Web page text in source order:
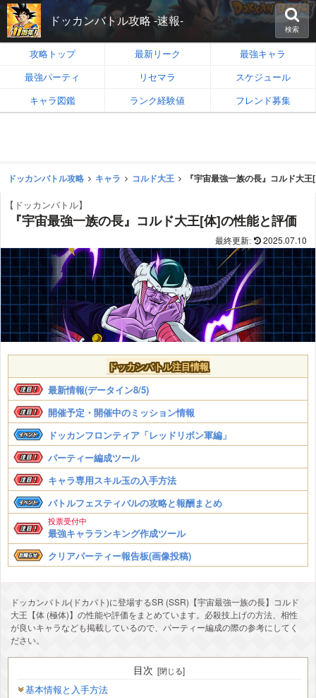
ドッカンバトル攻略 -速報-
検索
攻略トップ 最新リーク
最強キャラ
最強パーティ
リセマラ
スケジュール
キャラ図鑑
ランク経験値 フレンド募集
ドッカンバトル攻略 キャラ コルド大王 『宇宙最強一族の長』コルド大
【ドッカンバトル】
『宇宙最強一族の長』コルド大王[体]の性能と評価
2025.07.10
ドッカンバトル注目情報
最新情報(データイン8/5)
開催予定・開催中のミッション情報
ドッカンフロンティア「レッドリボン軍編」
パーティー編成ツール
キャラ専用スキル玉の入手方法
バトルフェスティバルの攻略と報酬まとめ
投票受付中
最強キャラランキング作成ツール
クリアパーティー報告板(画像投稿)
ドッカンバトル(ドカバト)に登場するSR (SSR)【宇宙最強一族の長】コルド
大王【体 (極体)】の性能や評価をまとめています。必殺技上げの方法、相性
が良いキャラなども掲載しているので、パーティー編成の際の参考にしてく
ださい。
目次
基本情報と入手方法